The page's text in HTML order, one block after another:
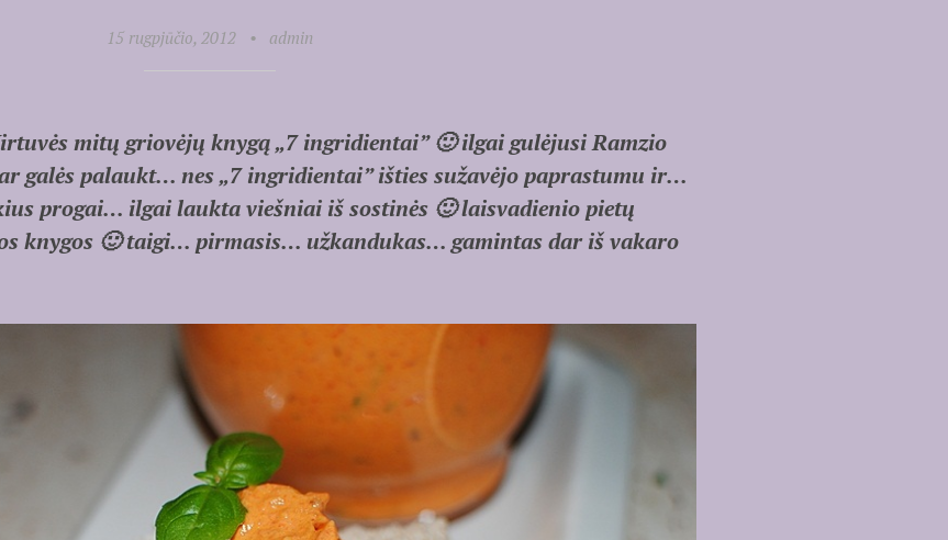
15 rugpjūčio, 2012 • admin
mitų griovėjų knygą „7 ingridientai” 🙂 ilgai gulėjusi Ramzio
galės palaukt… nes „7 ingridientai” išties sužavėjo paprastumu ir…
progai… ilgai laukta viešniai iš sostinės 🙂 laisvadienio pietų
knygos 🙂 taigi… pirmasis… užkandukas… gamintas dar iš vakaro